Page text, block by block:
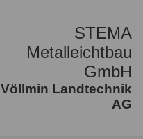
STEMA
Metalleichtbau
GmbH
Völlmin Landtechnik
AG